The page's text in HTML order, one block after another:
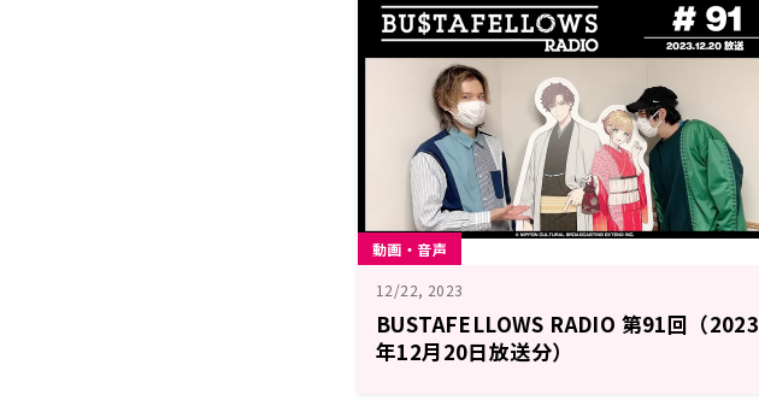
動画・音声
12/22, 2023
BUSTAFELLOWS RADIO 第91回（2023
年12月20日放送分）